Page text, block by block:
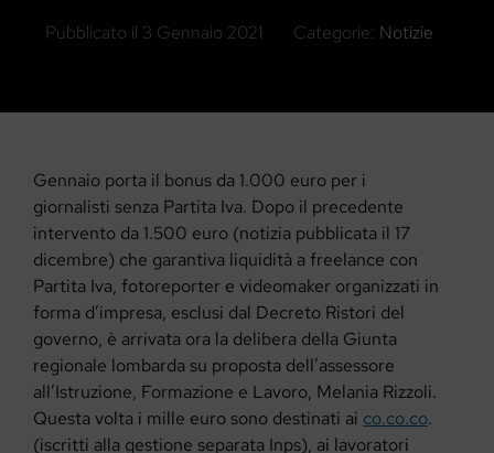
Pubblicato il 3 Gennaio 2021 Categorie: Notizie
Gennaio porta il bonus da 1.000 euro per i
giornalisti senza Partita Iva. Dopo il precedente
intervento da 1.500 euro (notizia pubblicata il 17
dicembre) che garantiva liquidità a freelance con
Partita Iva, fotoreporter e videomaker organizzati in
forma d’impresa, esclusi dal Decreto Ristori del
governo, è arrivata ora la delibera della Giunta
regionale lombarda su proposta dell’assessore
all’Istruzione, Formazione e Lavoro, Melania Rizzoli.
Questa volta i mille euro sono destinati ai co.co.co.
(iscritti alla gestione separata Inps), ai lavoratori